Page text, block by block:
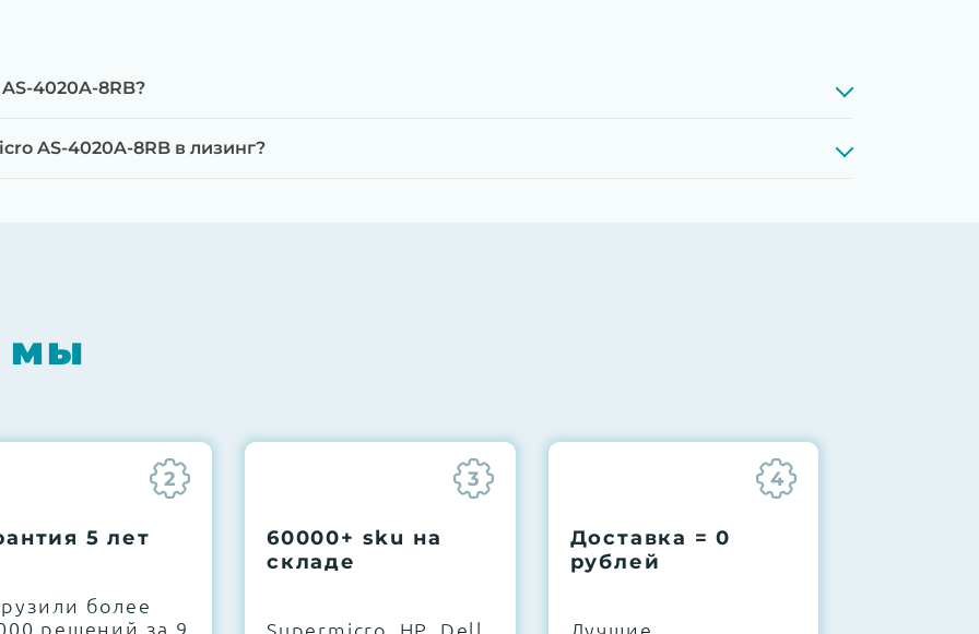
на специализированном оборудовании с проверкой памяти, процессоров,
нагрузкой в течение 72 часов для проверки стабильности всех подсистем
4020A-8RB?
AS-4020A-8RB в лизинг?
мы
2
5 лет
более
решений за 9
3
60000+ sku на
складе
4
Доставка = 0
рублей